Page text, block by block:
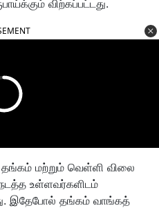
விற்கப்பட்டது.
மற்றும் வெள்ளி விலை
நடத்த உள்ளவர்களிடம்
இதேபோல் தங்கம் வாங்கத்